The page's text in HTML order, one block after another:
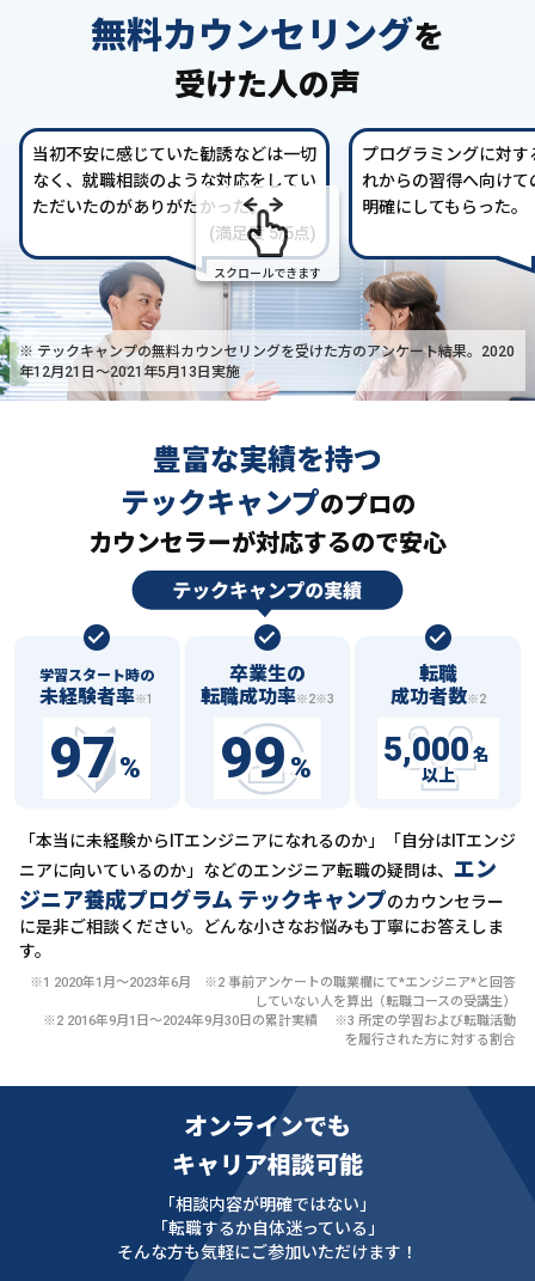
無料カウンセリングを
受けた人の声
当初不安に感じていた勧誘などは一切
なく、就職相談のような対応をしてい
ただいたのがありがたかった。
(満足度 5/5点)
プログラミングに対
れからの習得へ向け
明確にしてもらった。
スクロールできます
※ テックキャンプの無料カウンセリングを受けた方のアンケート結果。2020
年12月21日〜2021年5月13日実施
豊富な実績を持つ
テックキャンプのプロの
カウンセラーが対応するので安心
学習スタート時の
未経験者率※1
97%
卒業生の
転職成功率※2※3
99%
転職
成功者数※2
5,000 名
以上
「本当に未経験からITエンジニアになれるのか」「自分はITエンジ
ニアに向いているのか」などのエンジニア転職の疑問は、 エン
ジニア養成プログラム テックキャンプのカウンセラー
に是非ご相談ください。どんな小さなお悩みも丁寧にお答えしま
す。
※1 2020年1月〜2023年6月 ※2 事前アンケートの職業欄にて*エンジニア*と回答
していない人を算出（転職コースの受講生）
※2 2016年9月1日〜2024年9月30日の累計実績 ※3 所定の学習および転職活動
を履行された方に対する割合
オンラインでも
キャリア相談可能
「相談内容が明確ではない」
「転職するか自体迷っている」
そんな方も気軽にご参加いただけます！